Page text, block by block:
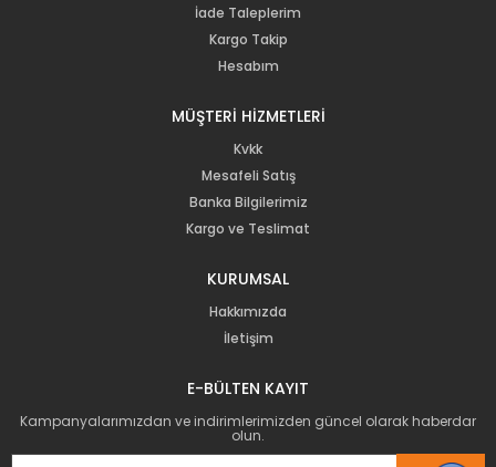
İade Taleplerim
Kargo Takip
Hesabım
MÜŞTERİ HİZMETLERİ
Kvkk
Mesafeli Satış
Banka Bilgilerimiz
Kargo ve Teslimat
KURUMSAL
Hakkımızda
İletişim
E-BÜLTEN KAYIT
Kampanyalarımızdan ve indirimlerimizden güncel olarak haberdar
olun.